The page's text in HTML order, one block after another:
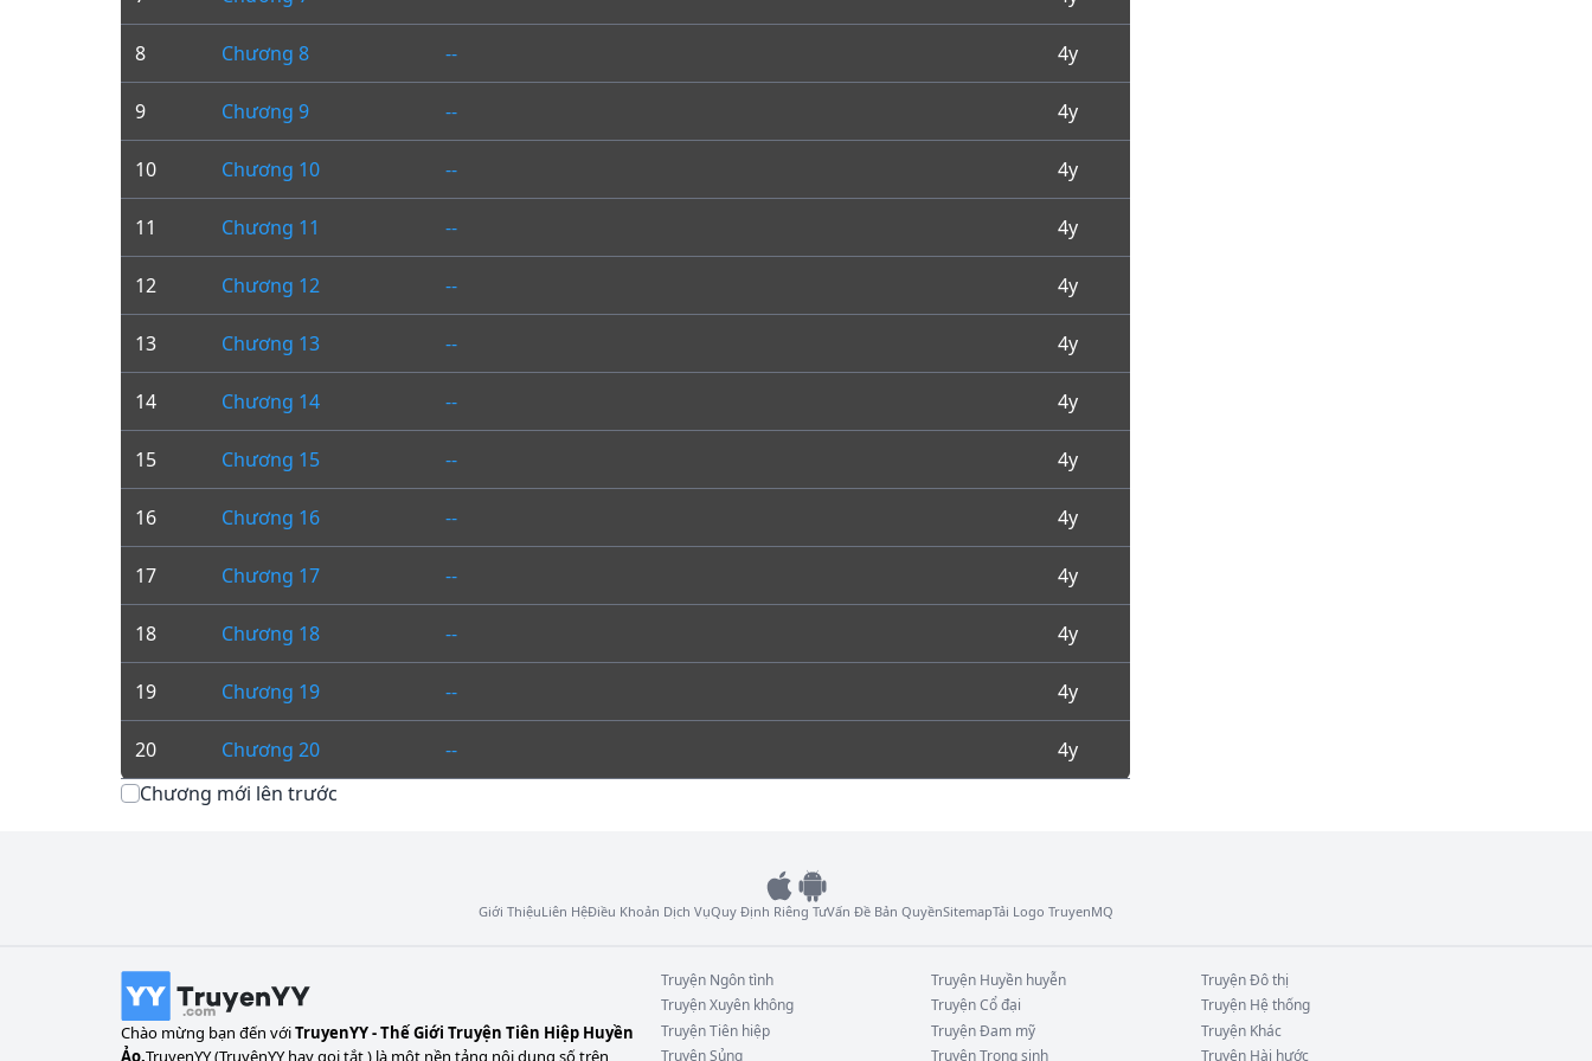
8 Chương 8 -- 4y
9 Chương 9 -- 4y
10 Chương 10 -- 4y
11 Chương 11 -- 4y
12 Chương 12 -- 4y
13 Chương 13 -- 4y
14 Chương 14 -- 4y
15 Chương 15 -- 4y
16 Chương 16 -- 4y
17 Chương 17 -- 4y
18 Chương 18 -- 4y
19 Chương 19 -- 4y
20 Chương 20 --
4y
Chương mới lên trước
Giới ThiệuLiên HệĐiều Khoản Dịch VụQuy Định Riêng TưVấn Đề Bản QuyềnSitemapTải Logo TruyenMQ
Chào mừng bạn đến vớiTruyenYY - Thế Giới Truyện Tiên Hiệp Huyền
Ảo.TruyenYY (TruyệnYY hay gọi tắt ) là một nền tảng nội dung số trên
Truyện Ngôn tình Truyện Huyền huyễn TruyệnĐô thị
TruyệnXuyên không TruyệnCổ đại Truyện Hệ thống
TruyệnTiên hiệp TruyệnĐam mỹ Truyện Khác
TruyệnSủng TruyệnTrọng sinh Truyện Hài hước